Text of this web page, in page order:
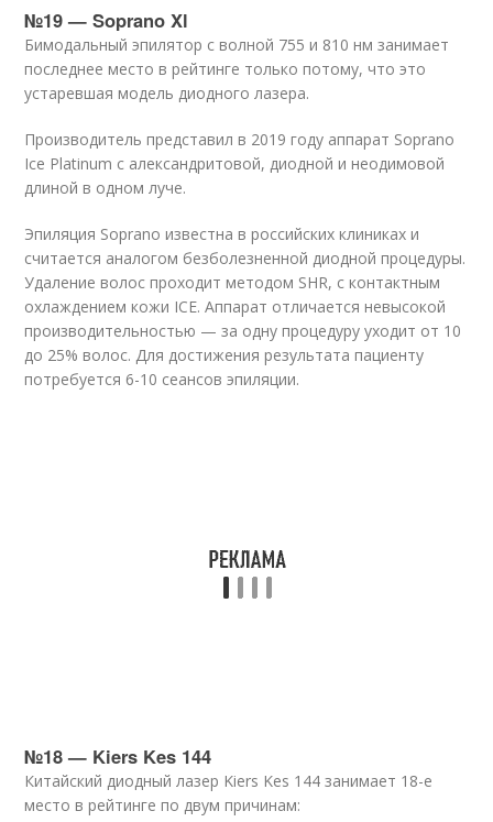
№19 — Soprano Xl
Бимодальный эпилятор с волной 755 и 810 нм занимает
последнее место в рейтинге только потому, что это
устаревшая модель диодного лазера.
Производитель представил в 2019 году аппарат Soprano
Ice Platinum с александритовой, диодной и неодимовой
длиной в одном луче.
Эпиляция Soprano известна в российских клиниках и
считается аналогом безболезненной диодной процедуры.
Удаление волос проходит методом SHR, с контактным
охлаждением кожи ICE. Аппарат отличается невысокой
производительностью — за одну процедуру уходит от 10
до 25% волос. Для достижения результата пациенту
потребуется 6-10 сеансов эпиляции.
№18 — Kiers Kes 144
Китайский диодный лазер Kiers Kes 144 занимает 18-е
место в рейтинге по двум причинам: